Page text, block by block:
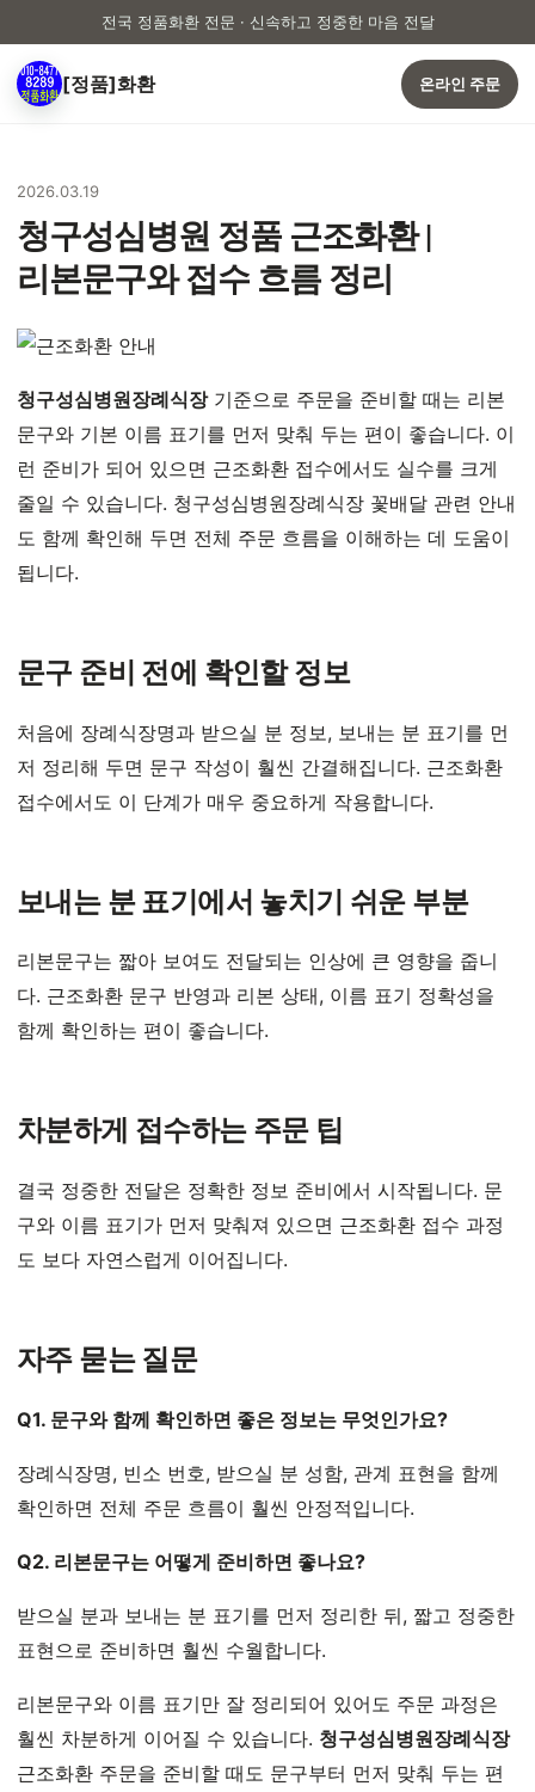
전국 정품화환 전문 · 신속하고 정중한 마음 전달
[정품]화환 온라인 주문
2026.03.19
청구성심병원 정품 근조화환 |
리본문구와 접수 흐름 정리
청구성심병원장례식장기준으로 주문을 준비할 때는 리본
문구와 기본 이름 표기를 먼저 맞춰 두는 편이 좋습니다. 이
런 준비가 되어 있으면 근조화환 접수에서도 실수를 크게
줄일 수 있습니다. 청구성심병원장례식장 꽃배달 관련 안내
도 함께 확인해 두면 전체 주문 흐름을 이해하는 데 도움이
됩니다.
문구 준비 전에 확인할 정보
처음에 장례식장명과 받으실 분 정보, 보내는 분 표기를 먼
저 정리해 두면 문구 작성이 훨씬 간결해집니다. 근조화환
접수에서도 이 단계가 매우 중요하게 작용합니다.
보내는 분 표기에서 놓치기 쉬운 부분
리본문구는 짧아 보여도 전달되는 인상에 큰 영향을 줍니
다. 근조화환 문구 반영과 리본 상태, 이름 표기 정확성을
함께 확인하는 편이 좋습니다.
차분하게 접수하는 주문 팁
결국 정중한 전달은 정확한 정보 준비에서 시작됩니다. 문
구와 이름 표기가 먼저 맞춰져 있으면 근조화환 접수 과정
도 보다 자연스럽게 이어집니다.
자주 묻는 질문
Q1. 문구와 함께 확인하면 좋은 정보는 무엇인가요?
장례식장명, 빈소 번호, 받으실 분 성함, 관계 표현을 함께
확인하면 전체 주문 흐름이 훨씬 안정적입니다.
Q2. 리본문구는 어떻게 준비하면 좋나요?
받으실 분과 보내는 분 표기를 먼저 정리한 뒤, 짧고 정중한
표현으로 준비하면 훨씬 수월합니다.
리본문구와 이름 표기만 잘 정리되어 있어도 주문 과정은
훨씬 차분하게 이어질 수 있습니다. 청구성심병원장례식장
근조화환 주문을 준비할 때도 문구부터 먼저 맞춰 두는 편